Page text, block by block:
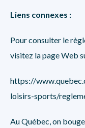
Liens connexes :
Pour consulter le
visitez la page Web
https://
loisirs-sports/
Au Québec, on